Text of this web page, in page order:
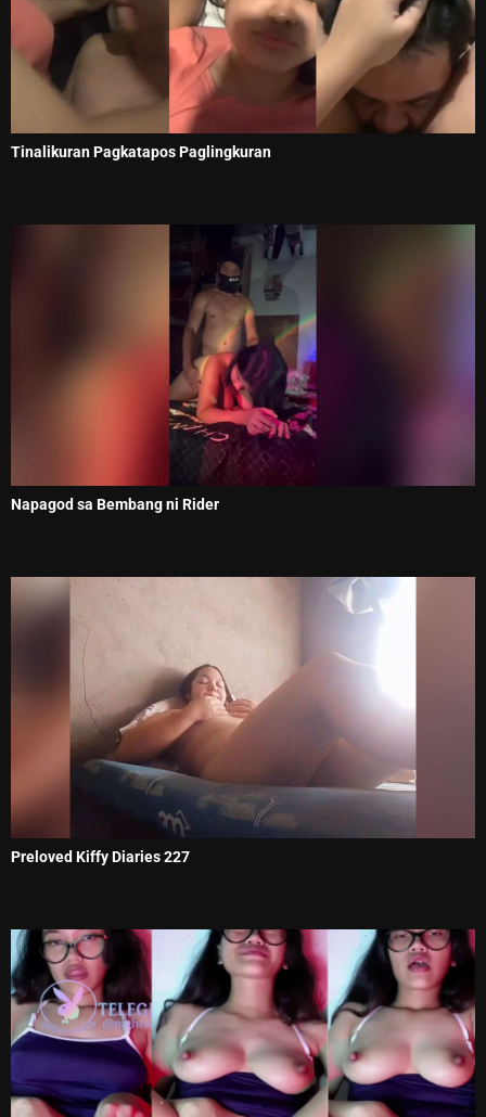
Tinalikuran Pagkatapos Paglingkuran
Napagod sa Bembang ni Rider
Preloved Kiffy Diaries 227